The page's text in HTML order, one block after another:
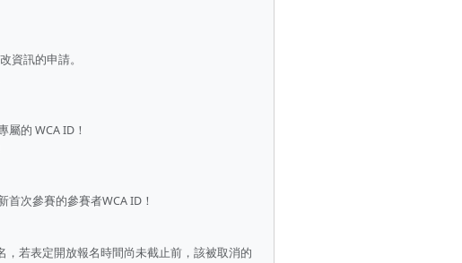
資訊的申請。
的 WCA ID！
次參賽的參賽者WCA ID！
若表定開放報名時間尚未截止前，該被取消的